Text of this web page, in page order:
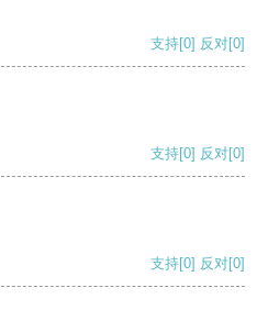
支持[0] 反对[0]
支持[0] 反对[0]
支持[0] 反对[0]